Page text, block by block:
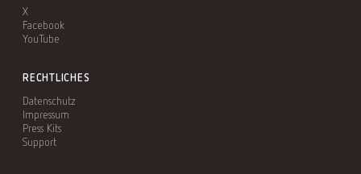
X
Facebook
YouTube
RECHTLICHES
Datenschutz
Impressum
Press Kits
Support